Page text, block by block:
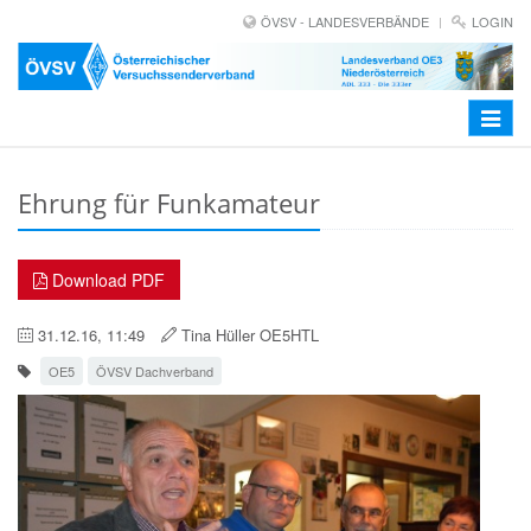
ÖVSV - LANDESVERBÄNDE LOGIN
Toggle
Ehrung für Funkamateur
Download PDF
31.12.16, 11:49 Tina Hüller OE5HTL
OE5 ÖVSV Dachverband